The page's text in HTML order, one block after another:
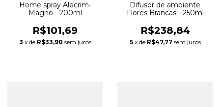
Home spray Alecrim-
Magno - 200ml
R$101,69
3 x de R$33,90 sem juros
Difusor de ambiente
Flores Brancas - 250ml
R$238,84
5 x de R$47,77 sem juros